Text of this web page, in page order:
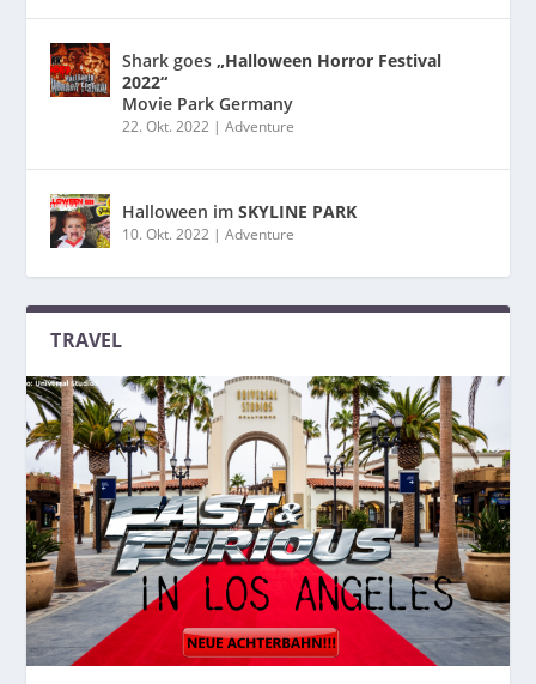
Shark goes„Halloween Horror Festival
2022“
Movie Park Germany
22. Okt. 2022 |Adventure
Halloween imSKYLINE PARK
10. Okt. 2022 |Adventure
TRAVEL